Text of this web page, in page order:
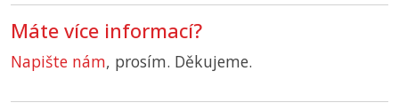
Máte více informací?
Napište nám, prosím. Děkujeme.